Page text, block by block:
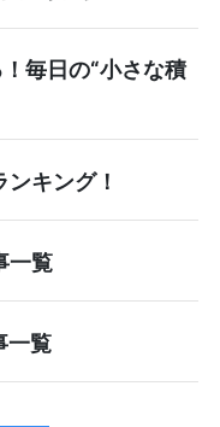
毎日の“小さな積
キング！
一覧
一覧